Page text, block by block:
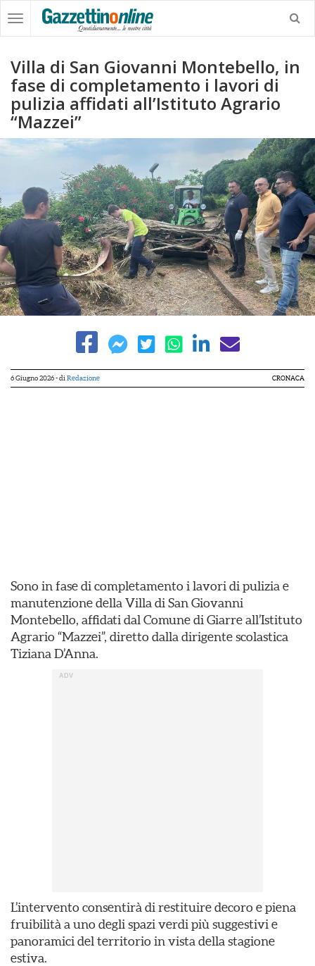
Villa di San Giovanni Montebello, in
fase di completamento i lavori di
pulizia affidati all’Istituto Agrario
“Mazzei”
6 Giugno 2026- di Redazione CRONACA
Sono in fase di completamento i lavori di pulizia e
manutenzione della Villa di San Giovanni
Montebello, affidati dal Comune di Giarre all’Istituto
Agrario “Mazzei”, diretto dalla dirigente scolastica
Tiziana D’Anna.
L’intervento consentirà di restituire decoro e piena
fruibilità a uno degli spazi verdi più suggestivi e
panoramici del territorio in vista della stagione
estiva.